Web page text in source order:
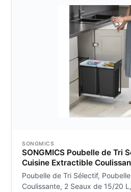
SONGMICS
SONGMICS Poubelle de Tri
Cuisine Extractible
15/20 L, Coulissement en
Acier, Couvercle en ABS,
Poubelle de Tri Sélectif,
Coulissante, 2 Seaux de 15/20